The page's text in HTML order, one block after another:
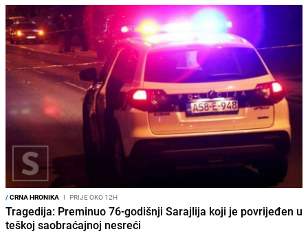
/CRNA HRONIKA I PRIJE OKO 12H
Tragedija: Preminuo 76-godišnji Sarajlija koji je povrijeđen u
teškoj saobraćajnoj nesreći